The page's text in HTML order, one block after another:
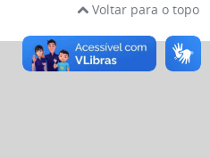
Voltar para o topo